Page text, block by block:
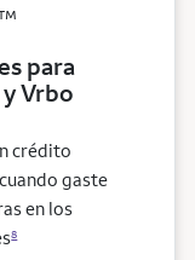
para
Vrbo
crédito
cuando gaste
en los
8